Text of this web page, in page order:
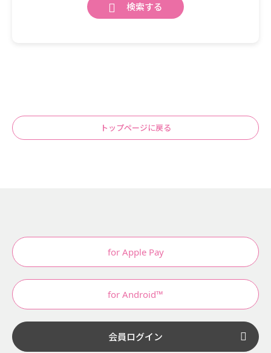
検索する
トップページに戻る
for Apple Pay
for Android™
会員ログイン